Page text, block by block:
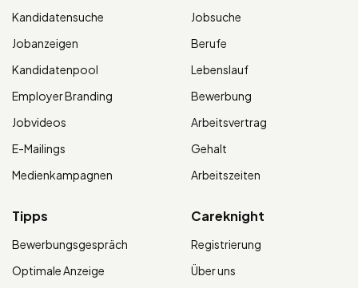
Kandidatensuche
Jobanzeigen
Kandidatenpool
Employer Branding
Jobvideos
E-Mailings
Medienkampagnen
Jobsuche
Berufe
Lebenslauf
Bewerbung
Arbeitsvertrag
Gehalt
Arbeitszeiten
Tipps
Bewerbungsgespräch
Optimale Anzeige
Careknight
Registrierung
Über uns